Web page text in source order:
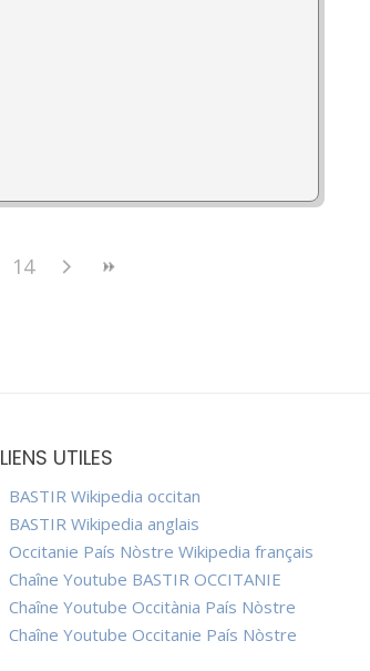
14
LIENS UTILES
BASTIR Wikipedia occitan
BASTIR Wikipedia anglais
Occitanie País Nòstre Wikipedia français
Chaîne Youtube BASTIR OCCITANIE
Chaîne Youtube Occitània País Nòstre
Chaîne Youtube Occitanie País Nòstre